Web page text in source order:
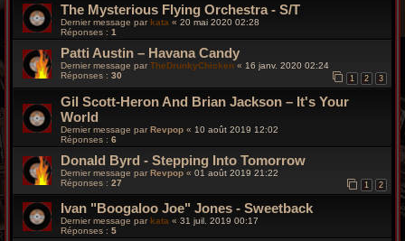
The Mysterious Flying Orchestra - S/T
Dernier message parkata « 20 mai 2020 02:28
Réponses : 1
Patti Austin – Havana Candy
Dernier message par TheDrunkyChicken « 16 janv. 2020 02:24
Réponses : 30 1 2 3
Gil Scott-Heron And Brian Jackson – It's Your
World
Dernier message par Revpop « 10 août 2019 12:02
Réponses : 6
Donald Byrd - Stepping Into Tomorrow
Dernier message par Revpop « 01 août 2019 21:22
Réponses : 27 1 2
Ivan "Boogaloo Joe" Jones - Sweetback
Dernier message parkata « 31 juil. 2019 00:17
Réponses : 5